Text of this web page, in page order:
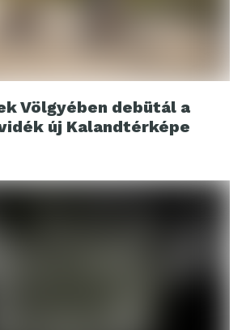
Völgyében debütál a
új Kalandtérképe